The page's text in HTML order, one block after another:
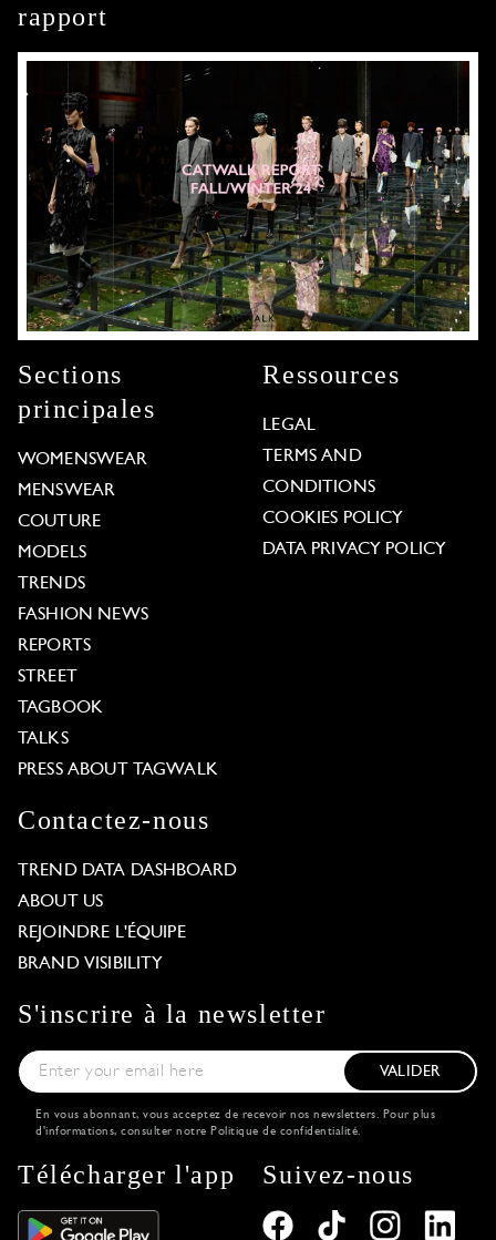
rapport
Sections
principales
WOMENSWEAR
MENSWEAR
COUTURE
MODELS
TRENDS
FASHION NEWS
REPORTS
STREET
TAGBOOK
TALKS
PRESS ABOUT TAGWALK
Ressources
LEGAL
TERMS AND
CONDITIONS
COOKIES POLICY
DATA PRIVACY POLICY
Contactez-nous
TREND DATA DASHBOARD
ABOUT US
REJOINDRE L'ÉQUIPE
BRAND VISIBILITY
S'inscrire à la newsletter
VALIDER
En vous abonnant, vous acceptez de recevoir nos newsletters. Pour plus
d'informations, consulter notre Politique de confidentialité.
Télécharger l'app Suivez-nous